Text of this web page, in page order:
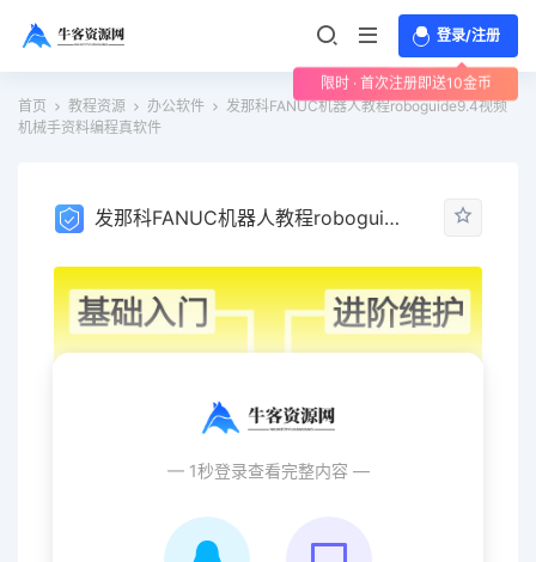
登录/注册
限时 · 首次注册即送10金币
首页
教程资源 办公软件
发那科FANUC机器人教程roboguide9.4视频
机械手资料编程真软件
发那科FANUC机器人教程roboguide9.4视频机械手资料编程真软件
— 1秒登录查看完整内容 —